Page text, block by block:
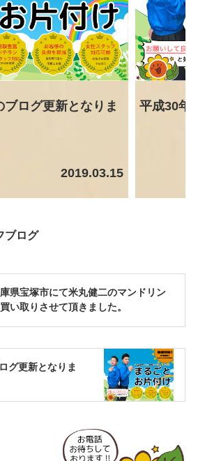
ログ更新となりま
2019.03.15
平成30年
ブログ
県宝塚市にて米丸健二のマンドリン
い取りさせて頂きました。
グ更新となりま